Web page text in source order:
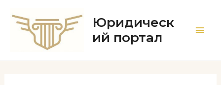
содержимому
Юридическ
ий портал